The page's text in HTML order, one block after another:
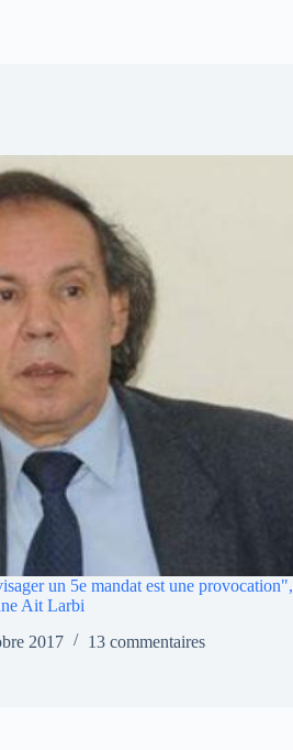
un 5e mandat est une provocation",
Ait Larbi
2017
13 commentaires